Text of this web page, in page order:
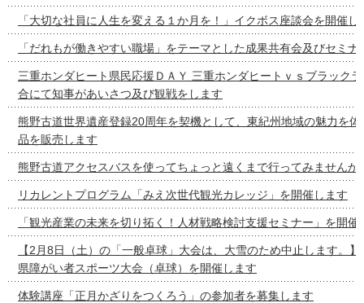
「大切な社員に人生を変える１か月を！」イクボス座談会を開催し
「だれもが働きやすい職場」をテーマとした成果共有会及びセミ
三重ホンダヒート県民応援ＤＡＹ 三重ホンダヒートｖｓブラック
合にて知事があいさつ及び観戦をします
熊野古道世界遺産登録20周年を契機として、東紀州地域の魅力を
品を販売します
熊野古道アクセスバスを使ってちょっと遠くまで行ってみませんか
リカレントプログラム「みえ次世代観光カレッジ」を開催します
「観光産業の未来を切り拓く！人材戦略検討支援セミナー」を開催
【2月8日（土）の「一般卓球」大会は、大雪のため中止します。
県障がい者スポーツ大会（卓球）を開催します
体験講座「正月かざりをつくろう」の参加者を募集します